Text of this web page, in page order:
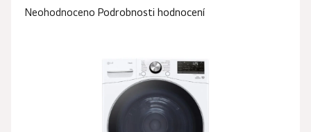
Průměrné
Neohodnoceno Podrobnosti hodnocení